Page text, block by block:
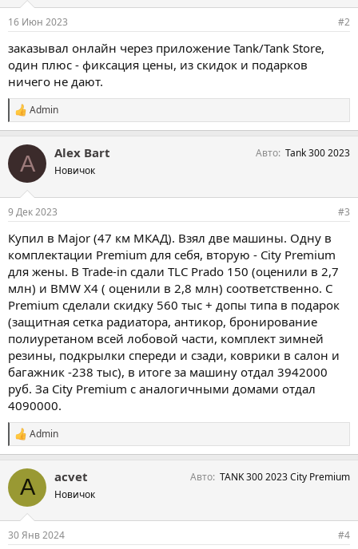
16 Июн 2023 #2
заказывал онлайн через приложение Tank/Tank Store,
один плюс - фиксация цены, из скидок и подарков
ничего не дают.
С
и
п
т
Admin
A Alex Bart
Новичок
Авто Tank 300 2023
9 Дек 2023 #3
Купил в Major (47 км МКАД). Взял две машины. Одну в
комплектации Premium для себя, вторую - City Premium
для жены. В Trade-in сдали TLC Prado 150 (оценили в 2,7
млн) и BMW X4 ( оценили в 2,8 млн) соответственно. С
Premium сделали скидку 560 тыс + допы типа в подарок
(защитная сетка радиатора, антикор, бронирование
полиуретаном всей лобовой части, комплект зимней
резины, подкрылки спереди и сзади, коврики в салон и
багажник -238 тыс), в итоге за машину отдал 3942000
руб. За City Premium с аналогичными домами отдал
4090000.
С
и
п
т
:
Admin
A acvet
Новичок
Авто TANK 300 2023 City Premium
30 Янв 2024 #4